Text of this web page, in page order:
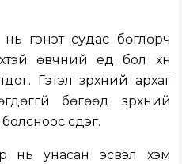
гэнэт судас бөглөрч
өвчний үед бол хүн
Гэтэл зүрхний архаг
бөгөөд зүрхний
үүсдэг.
нь унасан эсвэл хэм